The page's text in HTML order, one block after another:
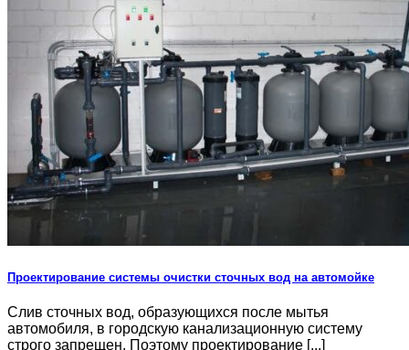
Проектирование системы очистки сточных вод на автомойке
Слив сточных вод, образующихся после мытья
автомобиля, в городскую канализационную систему
строго запрещен. Поэтому проектирование [...]